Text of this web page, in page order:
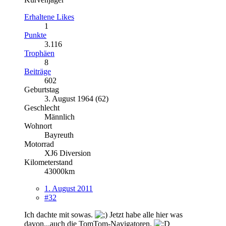
Erhaltene Likes
1
Punkte
3.116
Trophäen
8
Beiträge
602
Geburtstag
3. August 1964 (62)
Geschlecht
Männlich
Wohnort
Bayreuth
Motorrad
XJ6 Diversion
Kilometerstand
43000km
1. August 2011
#32
Ich dachte mit sowas.
Jetzt habe alle hier was
davon...auch die TomTom-Navigatoren.